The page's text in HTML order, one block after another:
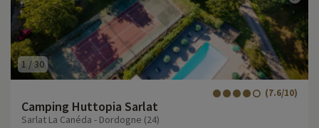
1 /30
Camping Huttopia Sarlat
(7.6/10)
Sarlat La Canéda - Dordogne (24)